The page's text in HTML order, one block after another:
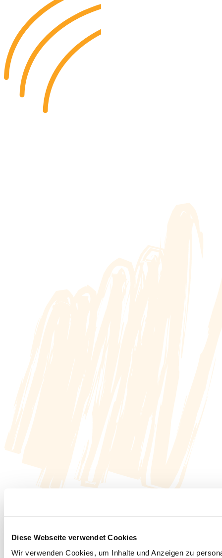
Diese Webseite verwendet Cookies
Wir verwenden Cookies, um Inhalte und Anzeigen zu